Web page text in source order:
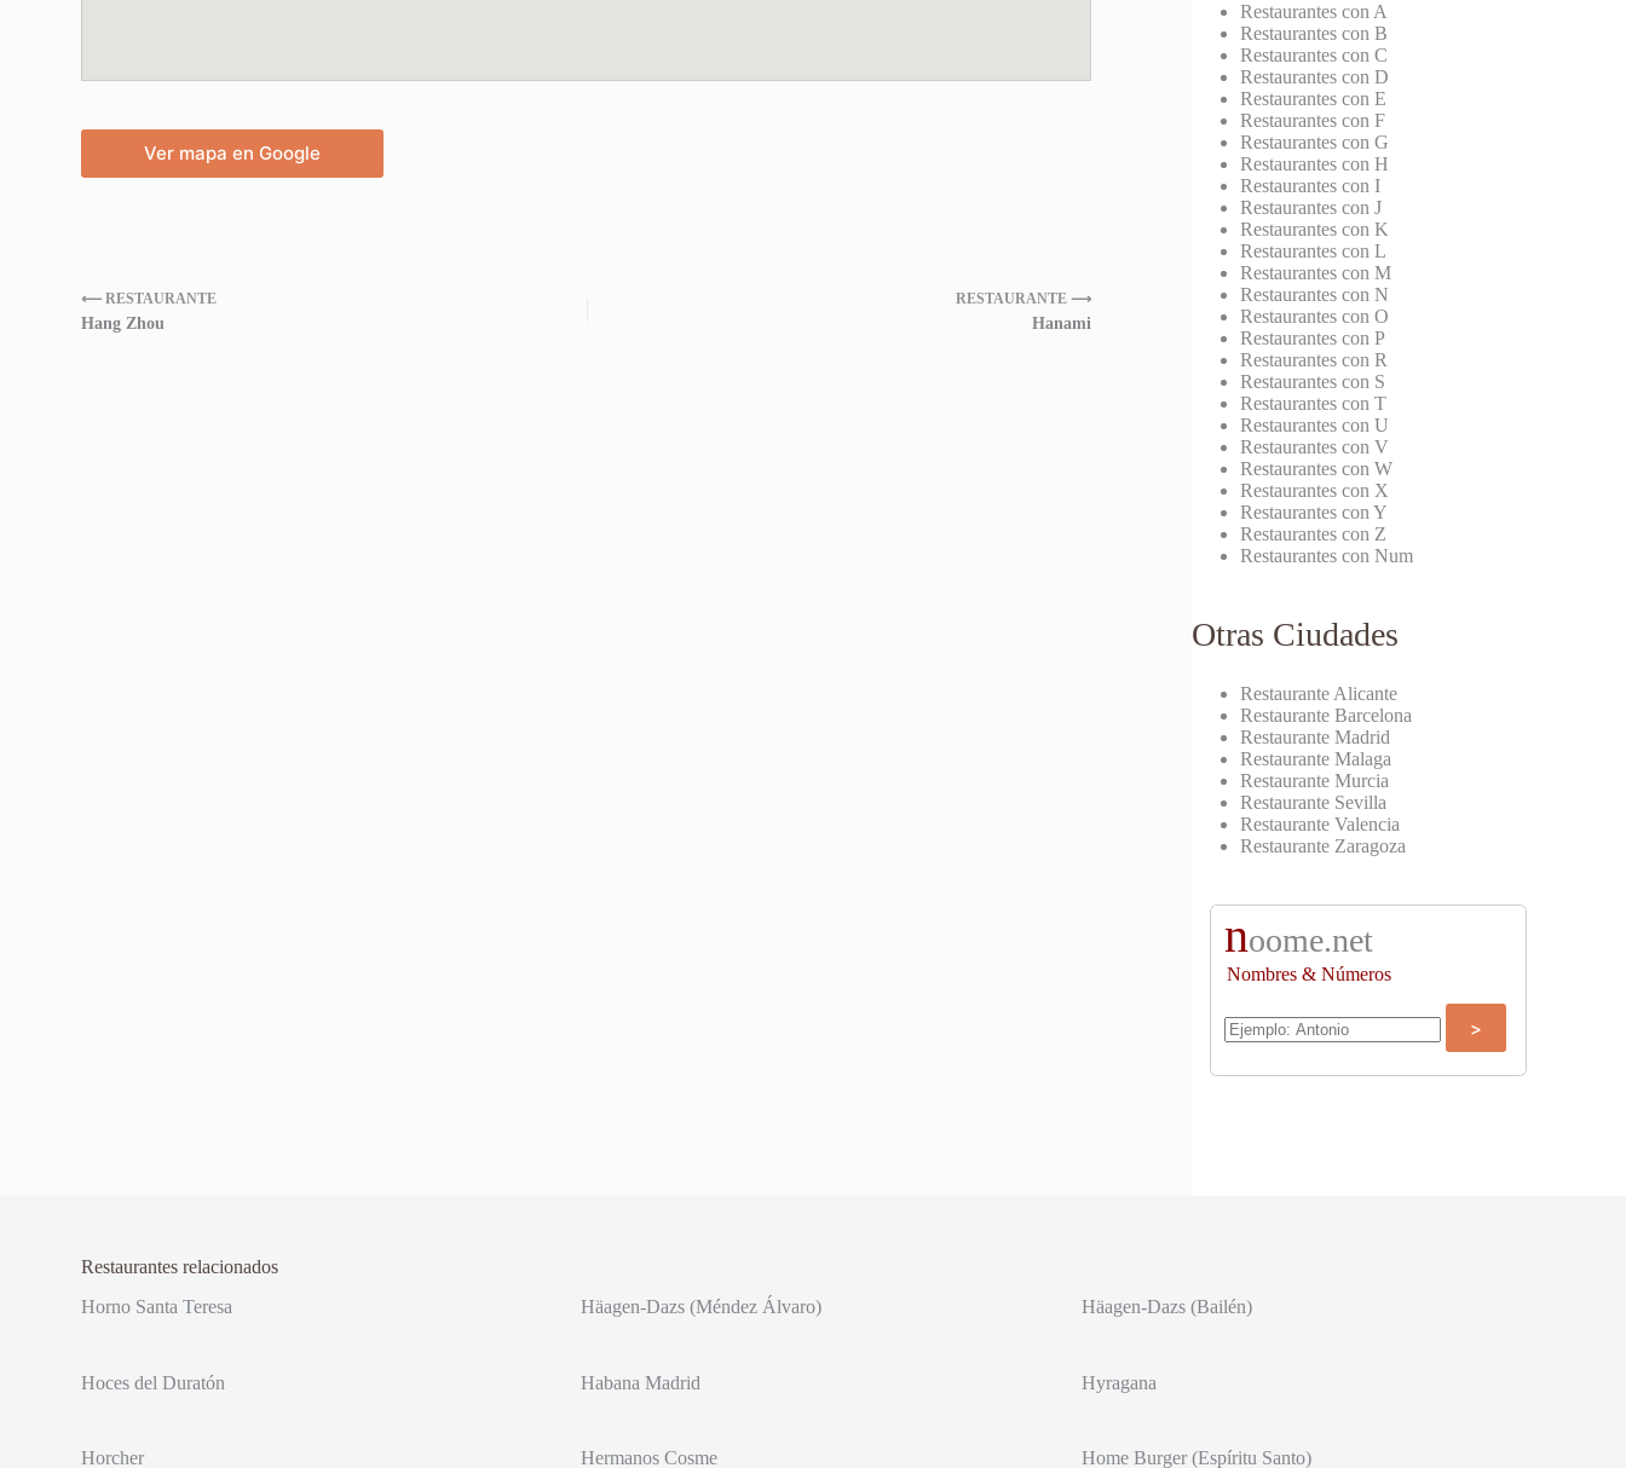
Ver mapa en Google
⟵ RESTAURANTE
Hang Zhou
RESTAURANTE ⟶
Hanami
Restaurantes con A
Restaurantes con B
Restaurantes con C
Restaurantes con D
Restaurantes con E
Restaurantes con F
Restaurantes con G
Restaurantes con H
Restaurantes con I
Restaurantes con J
Restaurantes con K
Restaurantes con L
Restaurantes con M
Restaurantes con N
Restaurantes con O
Restaurantes con P
Restaurantes con R
Restaurantes con S
Restaurantes con T
Restaurantes con U
Restaurantes con V
Restaurantes con W
Restaurantes con X
Restaurantes con Y
Restaurantes con Z
Restaurantes con Num
Otras Ciudades
Restaurante Alicante
Restaurante Barcelona
Restaurante Madrid
Restaurante Malaga
Restaurante Murcia
Restaurante Sevilla
Restaurante Valencia
Restaurante Zaragoza
noome.net
Nombres & Números
Restaurantes relacionados
Horno Santa Teresa
Häagen-Dazs (Méndez Álvaro) Häagen-Dazs (Bailén)
Hoces del Duratón Habana Madrid Hyragana
Horcher Hermanos Cosme Home Burger (Espíritu Santo)